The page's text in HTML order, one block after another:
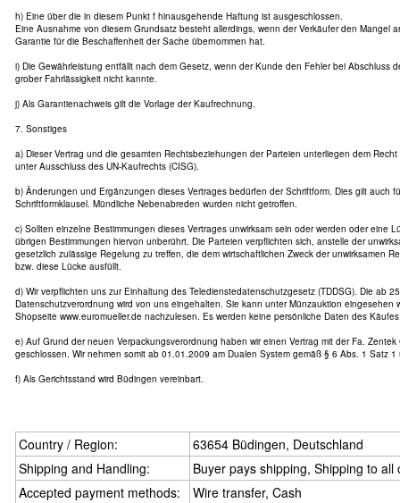
h) Eine über die in diesem Punkt f hinausgehende Haftung ist ausgeschlossen.
Eine Ausnahme von diesem Grundsatz besteht allerdings, wenn der Verkäufer den Mangel
Garantie für die Beschaffenheit der Sache übernommen hat.
i) Die Gewährleistung entfällt nach dem Gesetz, wenn der Kunde den Fehler bei Abschluss
grober Fahrlässigkeit nicht kannte.
j) Als Garantienachweis gilt die Vorlage der Kaufrechnung.
7. Sonstiges
a) Dieser Vertrag und die gesamten Rechtsbeziehungen der Parteien unterliegen dem
unter Ausschluss des UN-Kaufrechts (CISG).
b) Änderungen und Ergänzungen dieses Vertrages bedürfen der Schriftform. Dies gilt auch
Schriftformklausel. Mündliche Nebenabreden wurden nicht getroffen.
c) Sollten einzelne Bestimmungen dieses Vertrages unwirksam sein oder werden oder eine
übrigen Bestimmungen hiervon unberührt. Die Parteien verpflichten sich, anstelle der
gesetzlich zulässige Regelung zu treffen, die dem wirtschaftlichen Zweck der unwirksamen
bzw. diese Lücke ausfüllt.
d) Wir verpflichten uns zur Einhaltung des Teledienstedatenschutzgesetz (TDDSG). Die ab
Datenschutzverordnung wird von uns eingehalten. Sie kann unter Münzauktion eingesehen
Shopseite www.euromueller.de nachzulesen. Es werden keine persönliche Daten des
e) Auf Grund der neuen Verpackungsverordnung haben wir einen Vertrag mit der Fa. Zentek
geschlossen. Wir nehmen somit ab 01.01.2009 am Dualen System gemäß § 6 Abs. 1 Satz
f) Als Gerichtsstand wird Büdingen vereinbart.
Country / Region:
63654 Büdingen, Deutschland
Shipping and Handling:
Buyer pays shipping, Shipping to
Accepted payment methods:
Wire transfer, Cash